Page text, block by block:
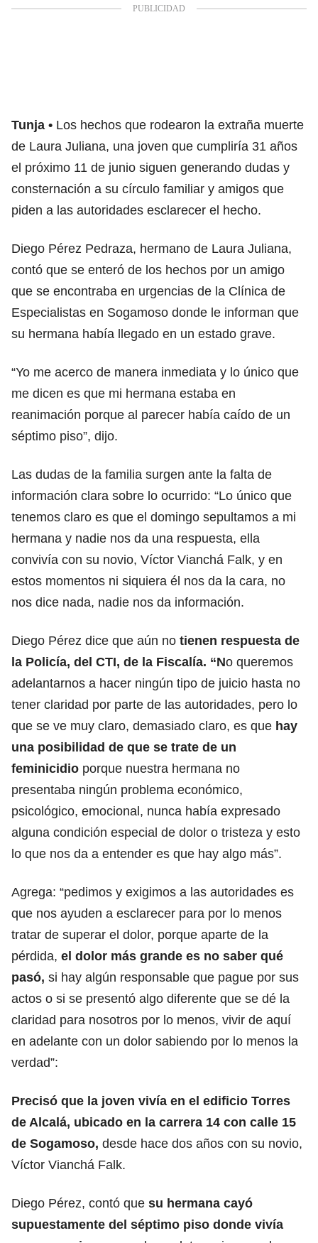
Tunja
Los hechos que rodearon la extraña muerte
de Laura Juliana, una joven que cumpliría 31 años
el próximo 11 de junio siguen generando dudas y
consternación a su círculo familiar y amigos que
piden a las autoridades esclarecer el hecho.
Diego Pérez Pedraza, hermano de Laura Juliana,
contó que se enteró de los hechos por un amigo
que se encontraba en urgencias de la Clínica de
Especialistas en Sogamoso donde le informan que
su hermana había llegado en un estado grave.
“Yo me acerco de manera inmediata y lo único que
me dicen es que mi hermana estaba en
reanimación porque al parecer había caído de un
séptimo piso”, dijo.
Las dudas de la familia surgen ante la falta de
información clara sobre lo ocurrido: “Lo único que
tenemos claro es que el domingo sepultamos a mi
hermana y nadie nos da una respuesta, ella
convivía con su novio, Víctor Vianchá Falk, y en
estos momentos ni siquiera él nos da la cara, no
nos dice nada, nadie nos da información.
Diego Pérez dice que aún no tienen respuesta de
la Policía, del CTI, de la Fiscalía. “No queremos
adelantarnos a hacer ningún tipo de juicio hasta no
tener claridad por parte de las autoridades, pero lo
que se ve muy claro, demasiado claro, es que hay
una posibilidad de que se trate de un
feminicidio porque nuestra hermana no
presentaba ningún problema económico,
psicológico, emocional, nunca había expresado
alguna condición especial de dolor o tristeza y esto
lo que nos da a entender es que hay algo más”.
Agrega: “pedimos y exigimos a las autoridades es
que nos ayuden a esclarecer para por lo menos
tratar de superar el dolor, porque aparte de la
pérdida, el dolor más grande es no saber qué
pasó, si hay algún responsable que pague por sus
actos o si se presentó algo diferente que se dé la
claridad para nosotros por lo menos, vivir de aquí
en adelante con un dolor sabiendo por lo menos la
verdad”:
Precisó que la joven vivía en el edificio Torres
de Alcalá, ubicado en la carrera 14 con calle 15
de Sogamoso, desde hace dos años con su novio,
Víctor Vianchá Falk.
Diego Pérez, contó que su hermana cayó
supuestamente del séptimo piso donde vivía